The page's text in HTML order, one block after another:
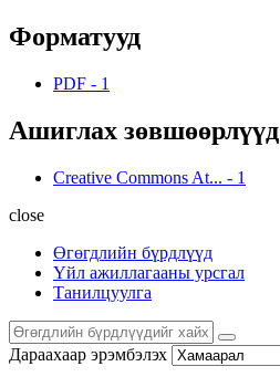
Форматууд
PDF - 1
Ашиглах зөвшөөрлүүд
Creative Commons At... - 1
close
Өгөгдлийн бүрдлүүд
Үйл ажиллагааны урсгал
Танилцуулга
Дараахаар эрэмбэлэх